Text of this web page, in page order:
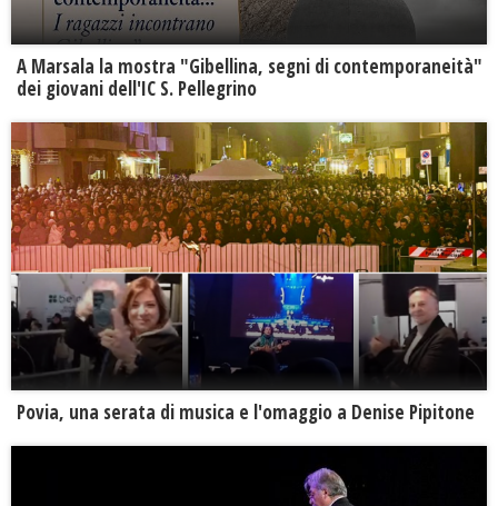
A Marsala la mostra "Gibellina, segni di contemporaneità"
dei giovani dell'IC S. Pellegrino
Povia, una serata di musica e l'omaggio a Denise Pipitone